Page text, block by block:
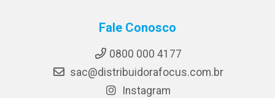
Fale Conosco
0800 000 4177
sac@distribuidorafocus.com.br
Instagram